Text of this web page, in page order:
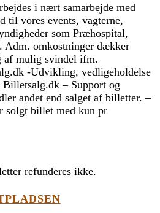
i nært samarbejde med
til vores events, vagterne,
som Præhospital,
omkostninger dækker
af mulig svindel ifm.
-Udvikling, vedligeholdelse
– Support og
andet end salget af billetter. –
solgt billet med kun pr
refunderes ikke.